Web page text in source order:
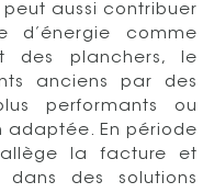
aussi contribuer
d’énergie comme
des planchers, le
anciens par des
performants ou
adaptée. En période
la facture et
dans des solutions